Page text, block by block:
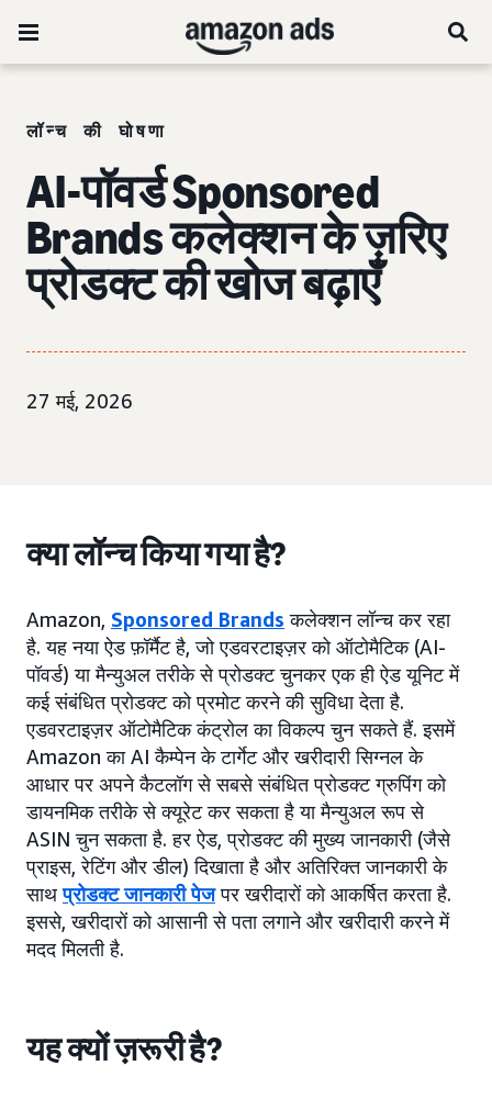
लॉन्च की घोषणा
AI-पॉवर्ड Sponsored
Brands कलेक्शन के ज़रिए
प्रोडक्ट की खोज बढ़ाएँ
27 मई, 2026
क्या लॉन्च किया गया है?
Amazon, Sponsored Brands कलेक्शन लॉन्च कर रहा
है. यह नया ऐड फ़ॉर्मैट है, जो एडवरटाइज़र को ऑटोमैटिक (AI-
पॉवर्ड) या मैन्युअल तरीके से प्रोडक्ट चुनकर एक ही ऐड यूनिट में
कई संबंधित प्रोडक्ट को प्रमोट करने की सुविधा देता है.
एडवरटाइज़र ऑटोमैटिक कंट्रोल का विकल्प चुन सकते हैं. इसमें
Amazon का AI कैम्पेन के टार्गेट और खरीदारी सिग्नल के
आधार पर अपने कैटलॉग से सबसे संबंधित प्रोडक्ट ग्रुपिंग को
डायनमिक तरीके से क्यूरेट कर सकता है या मैन्युअल रूप से
ASIN चुन सकता है. हर ऐड, प्रोडक्ट की मुख्य जानकारी (जैसे
प्राइस, रेटिंग और डील) दिखाता है और अतिरिक्त जानकारी के
साथप्रोडक्ट जानकारी पेजपर खरीदारों को आकर्षित करता है.
इससे, खरीदारों को आसानी से पता लगाने और खरीदारी करने में
मदद मिलती है.
यह क्यों ज़रूरी है?